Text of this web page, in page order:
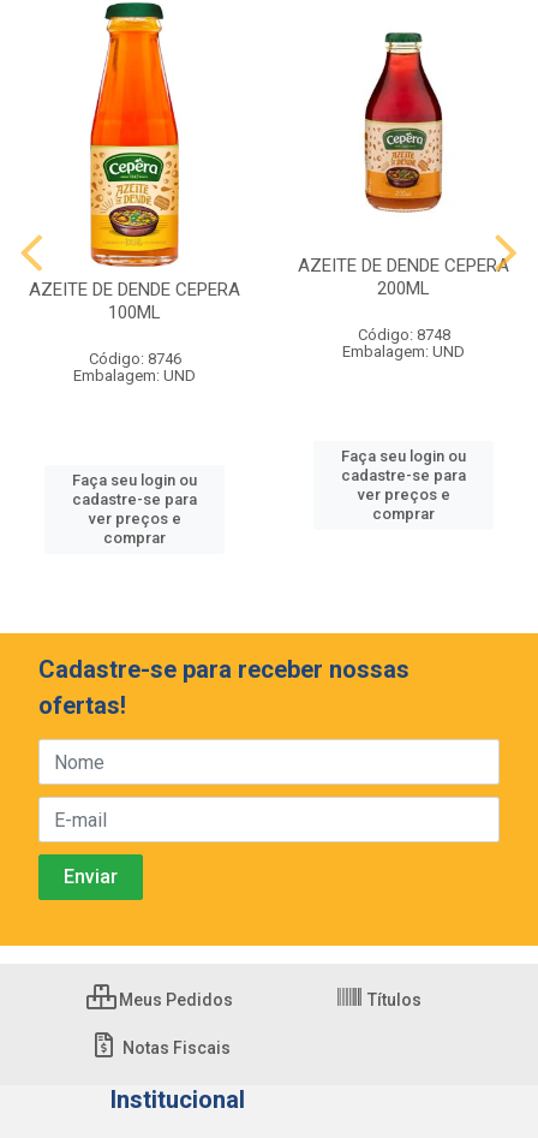
AZEITE DE DENDE CEPERA
100ML
Código: 8746
Embalagem: UND
Faça seu login ou
cadastre-se para
ver preços e
comprar
AZEITE DE DENDE CEPERA
200ML
Código: 8748
Embalagem: UND
Faça seu login ou
cadastre-se para
ver preços e
comprar
Cadastre-se para receber nossas
ofertas!
Meus Pedidos Títulos
Notas Fiscais
Institucional